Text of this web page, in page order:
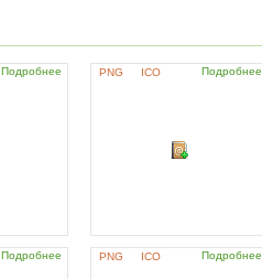
Подробнее PNG ICO Подробнее
Подробнее PNG ICO Подробнее